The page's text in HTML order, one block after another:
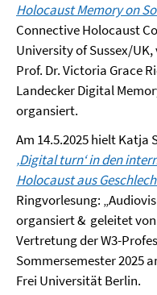
Holocaust Memory on
Connective Holocaust
University of Sussex/
Prof. Dr. Victoria Grace
Landecker Digital
organsiert.
Am 14.5.2025 hielt
‚Digital turn‘ in den
Holocaust aus
Ringvorlesung:
organsiert & geleitet von
Vertretung der W3-
Sommersemester 2025
Frei Universität Berlin.